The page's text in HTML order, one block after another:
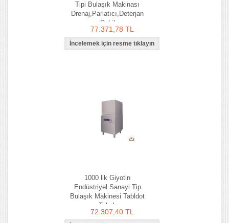
Tipi Bulaşık Makinası
Drenaj,Parlatıcı,Deterjan
Dahil
77.371,78 TL
1000 lik Giyotin
Endüstriyel Sanayi Tip
Bulaşık Makinesi Tabldot
Tabak
72.307,40 TL